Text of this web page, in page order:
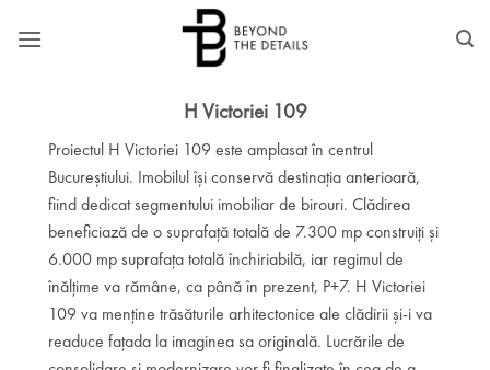
H Victoriei 109
Proiectul H Victoriei 109 este amplasat în centrul
Bucureștiului. Imobilul își conservă destinația anterioară,
fiind dedicat segmentului imobiliar de birouri. Clădirea
beneficiază de o suprafață totală de 7.300 mp construiți și
6.000 mp suprafața totală închiriabilă, iar regimul de
înălțime va rămâne, ca până în prezent, P+7. H Victoriei
109 va menține trăsăturile arhitectonice ale clădirii și-i va
readuce fațada la imaginea sa originală. Lucrările de